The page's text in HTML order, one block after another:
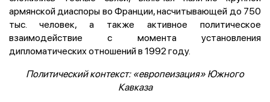
армянской диаспоры во Франции, насчитывающей до 750
тыс. человек, а также активное политическое
взаимодействие с момента установления
дипломатических отношений в 1992 году.
Политический контекст: «европеизация» Южного
Кавказа